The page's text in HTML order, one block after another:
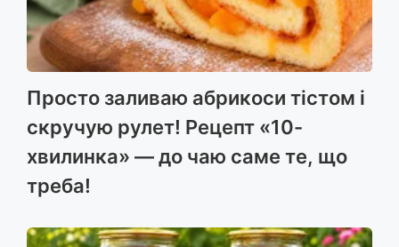
Просто заливаю абрикоси тістом і
скручую рулет! Рецепт «10-
хвилинка» — до чаю саме те, що
треба!